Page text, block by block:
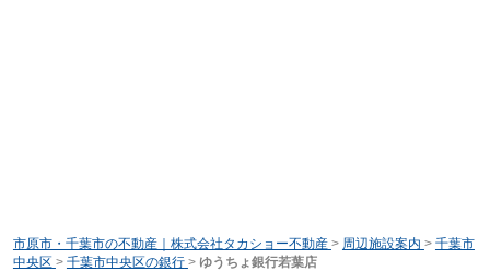
市原市・千葉市の不動産｜株式会社タカショー不動産 > 周辺施設案内 > 千葉市
中央区 > 千葉市中央区の銀行 > ゆうちょ銀行若葉店